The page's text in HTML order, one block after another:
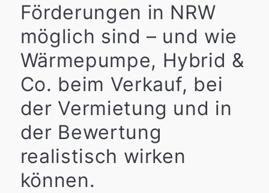
Förderungen in NRW
möglich sind – und wie
Wärmepumpe, Hybrid &
Co. beim Verkauf, bei
der Vermietung und in
der Bewertung
realistisch wirken
können.